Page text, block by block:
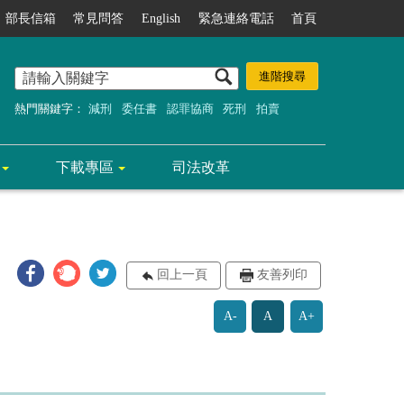
部長信箱 常見問答 English 緊急連絡電話 首頁
熱門關鍵字： 減刑 委任書 認罪協商 死刑 拍賣
下載專區 司法改革
回上一頁 友善列印
A- A A+